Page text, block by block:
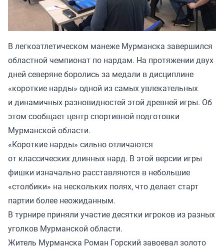
В легкоатлетическом манеже Мурманска завершился
областной чемпионат по нардам. На протяжении двух
дней северяне боролись за медали в дисциплине
«короткие нарды» одной из самых увлекательных
и динамичных разновидностей этой древней игры. Об
этом сообщает центр спортивной подготовки
Мурманской области.
«Короткие нарды» сильно отличаются
от классических длинных нард. В этой версии игры
фишки изначально расставляются в небольшие
«столбики» на нескольких полях, что делает старт
партии более неожиданным.
В турнире приняли участие десятки игроков из разных
уголков Мурманской области.
Житель Мурманска Роман Горский завоевал золото